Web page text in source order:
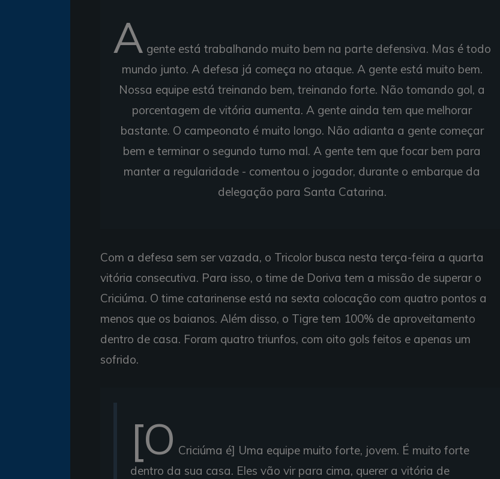
A gente está trabalhando muito bem na parte defensiva. Mas é todo
mundo junto. A defesa já começa no ataque. A gente está muito bem.
Nossa equipe está treinando bem, treinando forte. Não tomando gol, a
porcentagem de vitória aumenta. A gente ainda tem que melhorar
bastante. O campeonato é muito longo. Não adianta a gente começar
bem e terminar o segundo turno mal. A gente tem que focar bem para
manter a regularidade - comentou o jogador, durante o embarque da
delegação para Santa Catarina.
Com a defesa sem ser vazada, o Tricolor busca nesta terça-feira a quarta
vitória consecutiva. Para isso, o time de Doriva tem a missão de superar o
Criciúma. O time catarinense está na sexta colocação com quatro pontos a
menos que os baianos. Além disso, o Tigre tem 100% de aproveitamento
dentro de casa. Foram quatro triunfos, com oito gols feitos e apenas um
sofrido.
[O Criciúma é] Uma equipe muito forte, jovem. É muito forte
dentro da sua casa. Eles vão vir para cima, querer a vitória de